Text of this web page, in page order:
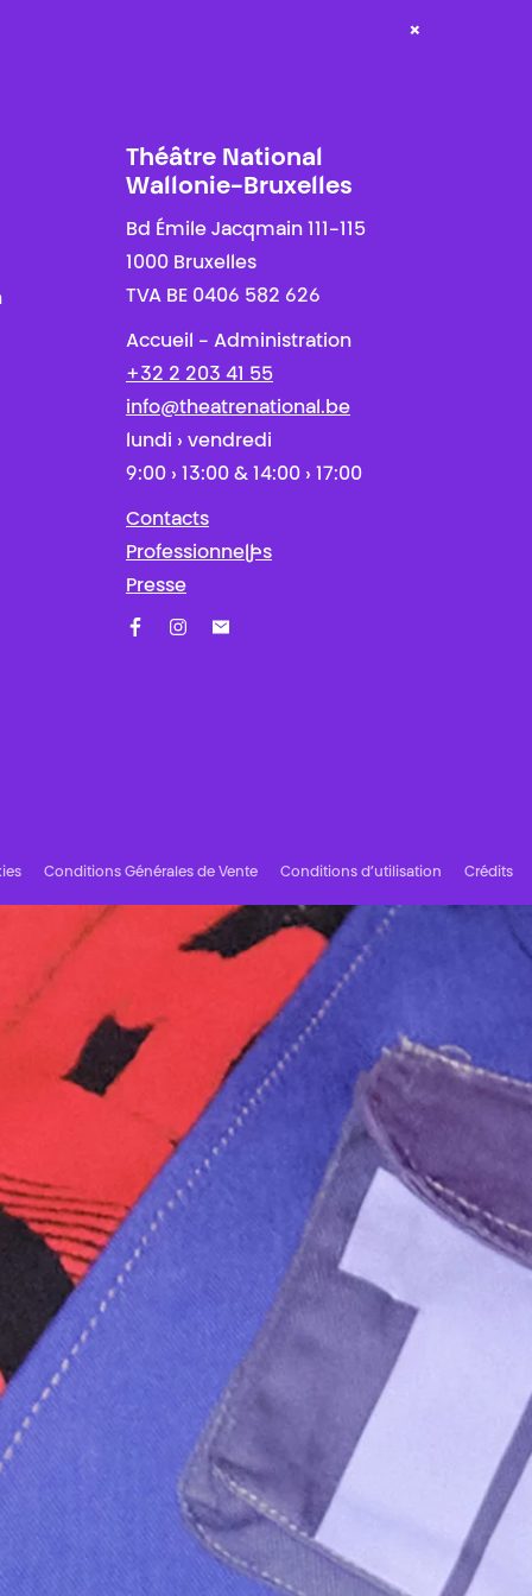
×
Théâtre National
Wallonie-Bruxelles
Bd Émile Jacqmain 111-115
1000 Bruxelles
TVA BE 0406 582 626
Accueil - Administration
+32 2 203 41 55
info@theatrenational.be
lundi › vendredi
9:00 › 13:00 & 14:00 › 17:00
Contacts
Professionnel·les
Presse
Conditions Générales de Vente Conditions d’utilisation Crédits